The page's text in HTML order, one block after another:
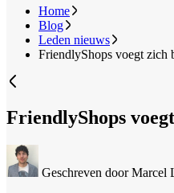
Home
Blog
Leden nieuws
FriendlyShops voegt
FriendlyShops
Geschreven door Marcel